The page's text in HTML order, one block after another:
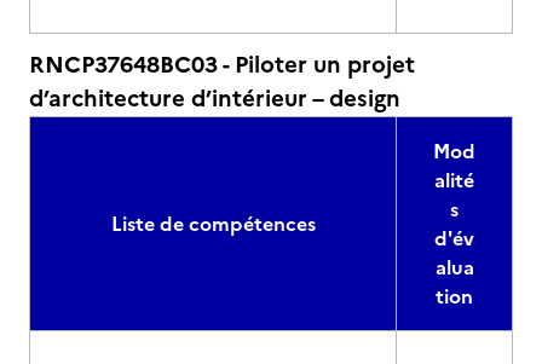
RNCP37648BC03 - Piloter un projet
d’architecture d’intérieur – design
Liste de compétences
Mod
alité
s
d'év
alua
tion